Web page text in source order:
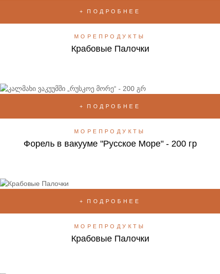
ПОДРОБНЕЕ
МОРЕПРОДУКТЫ
Крабовые Палочки
ПОДРОБНЕЕ
МОРЕПРОДУКТЫ
Форель в вакууме "Русское Море" - 200 гр
ПОДРОБНЕЕ
МОРЕПРОДУКТЫ
Крабовые Палочки